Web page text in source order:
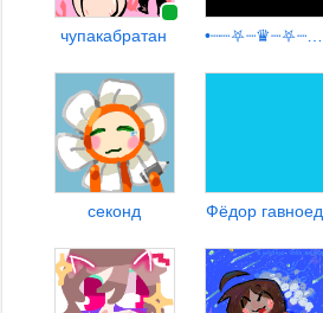
чупакабратан
секонд Фёдор гавноед